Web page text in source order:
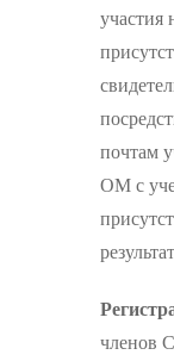
участия
почтам
ОМ с
членов